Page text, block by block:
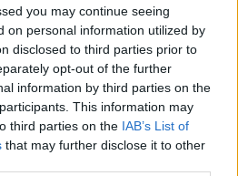
you may continue seeing
on personal information utilized by
disclosed to third parties prior to
opt-out of the further
information by third parties on the
This information may
third parties on the IAB’s List of
that may further disclose it to other
ADV